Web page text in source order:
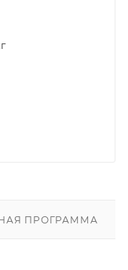
ПРОГРАММА